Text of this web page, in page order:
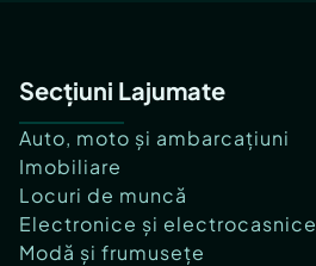
Secțiuni Lajumate
Auto, moto și ambarcațiuni
Imobiliare
Locuri de muncă
Electronice și electrocasnice
Modă și frumusețe